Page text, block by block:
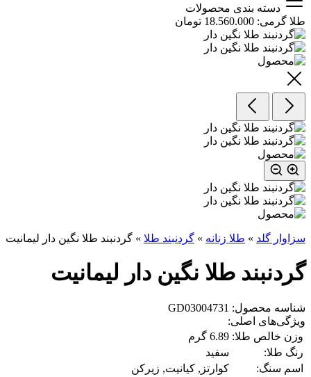
دسته بندی محصولات
طلا گرمی: 18.560.000 تومان
سزاوار گلد » طلا زنانه » گردنبند طلا » گردنبند طلا نگین دار لیمانیت
گردنبند طلا نگین دار لیمانیت
شناسه محصول: GD03004731
ویژگی‌های اصلی:
وزن خالص طلا: 6.89 گرم
رنگ طلا:
سفید
اسم سنگ:
کوارتز, کیانیت, زیرکن